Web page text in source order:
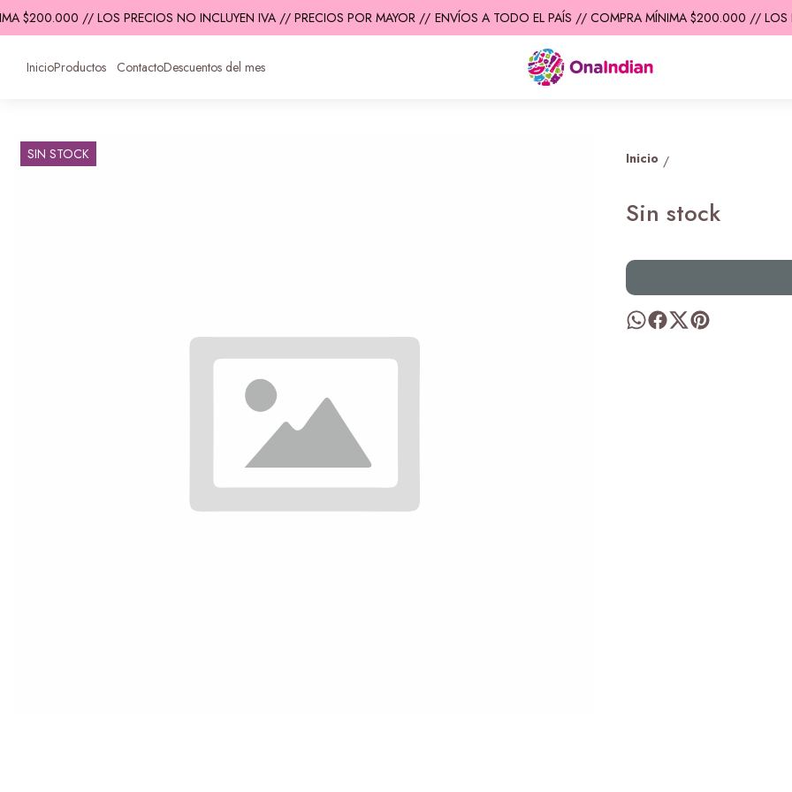
$200.000 // LOS PRECIOS NO INCLUYEN IVA // PRECIOS POR MAYOR // ENVÍOS A TODO EL PAÍS // COMPRA MÍNIMA $200.000 // LOS
InicioProductos ContactoDescuentos del mes
SIN STOCK Inicio /
Sin stock